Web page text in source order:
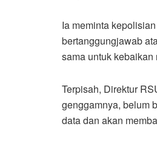
Ia meminta
bertanggungjawab
sama untuk
Terpisah, Direktur
genggamnya, belum
data dan akan